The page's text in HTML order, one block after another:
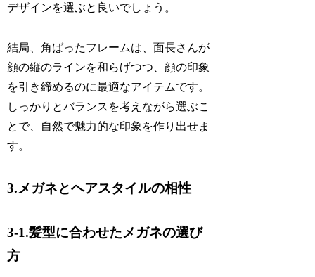
デザインを選ぶと良いでしょう。
結局、角ばったフレームは、面長さんが
顔の縦のラインを和らげつつ、顔の印象
を引き締めるのに最適なアイテムです。
しっかりとバランスを考えながら選ぶこ
とで、自然で魅力的な印象を作り出せま
す。
3.メガネとヘアスタイルの相性
3-1.髪型に合わせたメガネの選び
方